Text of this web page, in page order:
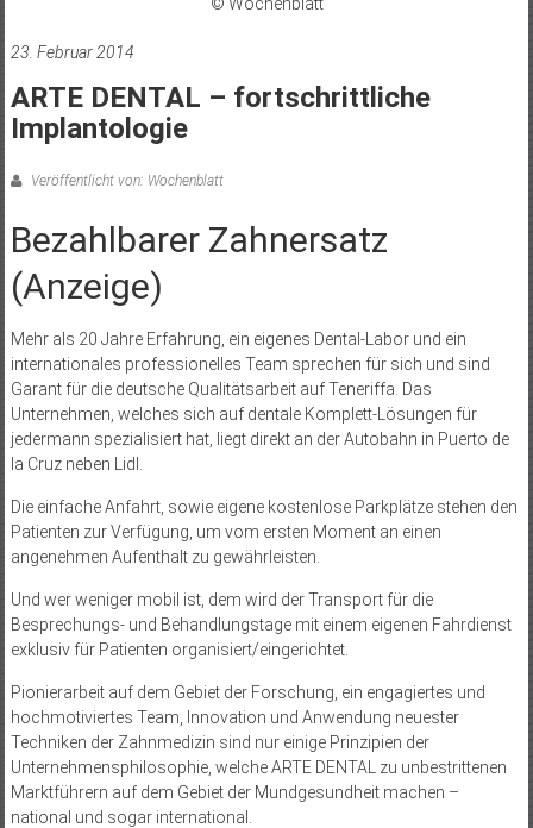
23. Februar 2014
ARTE DENTAL – fortschrittliche
Implantologie
Veröffentlicht von: Wochenblatt
Bezahlbarer Zahnersatz
(Anzeige)
Mehr als 20 Jahre Erfahrung, ein eigenes Dental-Labor und ein
internationales professionelles Team sprechen für sich und sind
Garant für die deutsche Qualitätsarbeit auf Teneriffa. Das
Unternehmen, welches sich auf dentale Komplett-Lösungen für
jedermann spezialisiert hat, liegt direkt an der Autobahn in Puerto de
la Cruz neben Lidl.
Die einfache Anfahrt, sowie eigene kostenlose Parkplätze stehen den
Patienten zur Verfügung, um vom ersten Moment an einen
angenehmen Aufenthalt zu gewährleisten.
Und wer weniger mobil ist, dem wird der Transport für die
Besprechungs- und Behandlungstage mit einem eigenen Fahrdienst
exklusiv für Patienten organisiert/eingerichtet.
Pionierarbeit auf dem Gebiet der Forschung, ein engagiertes und
hochmotiviertes Team, Innovation und Anwendung neuester
Techniken der Zahnmedizin sind nur einige Prinzipien der
Unternehmensphilosophie, welche ARTE DENTAL zu unbestrittenen
Marktführern auf dem Gebiet der Mundgesundheit machen –
national und sogar international.